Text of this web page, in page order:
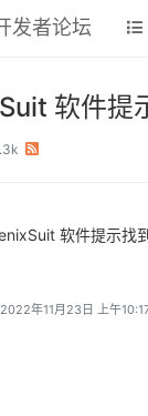
发者论坛
软件提
软件提示找
2022年11月23日 上午